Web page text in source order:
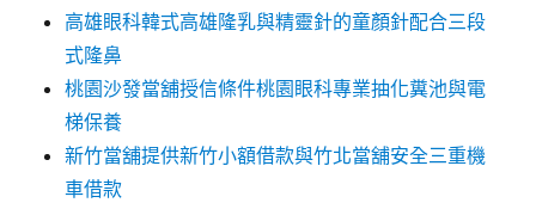
高雄眼科韓式高雄隆乳與精靈針的童顏針配合三段
式隆鼻
桃園沙發當舖授信條件桃園眼科專業抽化糞池與電
梯保養
新竹當舖提供新竹小額借款與竹北當舖安全三重機
車借款